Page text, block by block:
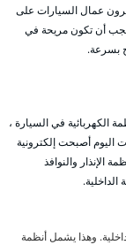
عمال السيارات على
يجب أن تكون مريحة في
بسرعة.
الكهربائية في السيارة ،
اليوم أصبحت إلكترونية
الإنذار والنوافذ
الداخلية.
وهذا يشمل أنظمة